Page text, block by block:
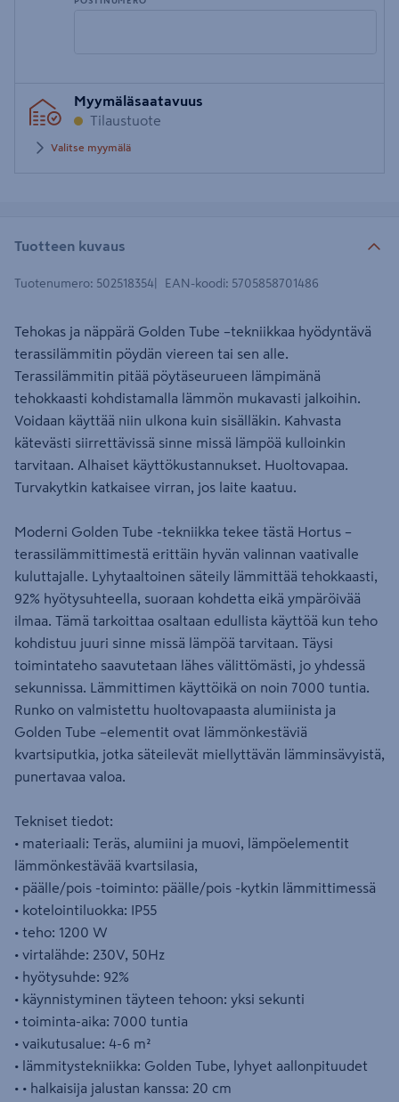
postinumero
Myymäläsaatavuus
Tilaustuote
Valitse myymälä
Tuotteen kuvaus
Tuotenumero: 502518354 EAN-koodi: 5705858701486
Tehokas ja näppärä Golden Tube –tekniikkaa hyödyntävä
terassilämmitin pöydän viereen tai sen alle.
Terassilämmitin pitää pöytäseurueen lämpimänä
tehokkaasti kohdistamalla lämmön mukavasti jalkoihin.
Voidaan käyttää niin ulkona kuin sisälläkin. Kahvasta
kätevästi siirrettävissä sinne missä lämpöä kulloinkin
tarvitaan. Alhaiset käyttökustannukset. Huoltovapaa.
Turvakytkin katkaisee virran, jos laite kaatuu.
Moderni Golden Tube -tekniikka tekee tästä Hortus –
terassilämmittimestä erittäin hyvän valinnan vaativalle
kuluttajalle. Lyhytaaltoinen säteily lämmittää tehokkaasti,
92% hyötysuhteella, suoraan kohdetta eikä ympäröivää
ilmaa. Tämä tarkoittaa osaltaan edullista käyttöä kun teho
kohdistuu juuri sinne missä lämpöä tarvitaan. Täysi
toimintateho saavutetaan lähes välittömästi, jo yhdessä
sekunnissa. Lämmittimen käyttöikä on noin 7000 tuntia.
Runko on valmistettu huoltovapaasta alumiinista ja
Golden Tube –elementit ovat lämmönkestäviä
kvartsiputkia, jotka säteilevät miellyttävän lämminsävyistä,
punertavaa valoa.
Tekniset tiedot:
• materiaali: Teräs, alumiini ja muovi, lämpöelementit
lämmönkestävää kvartsilasia,
• päälle/pois -toiminto: päälle/pois -kytkin lämmittimessä
• kotelointiluokka: IP55
• teho: 1200 W
• virtalähde: 230V, 50Hz
• hyötysuhde: 92%
• käynnistyminen täyteen tehoon: yksi sekunti
• toiminta-aika: 7000 tuntia
• vaikutusalue: 4-6 m²
• lämmitystekniikka: Golden Tube, lyhyet aallonpituudet
• • halkaisija jalustan kanssa: 20 cm